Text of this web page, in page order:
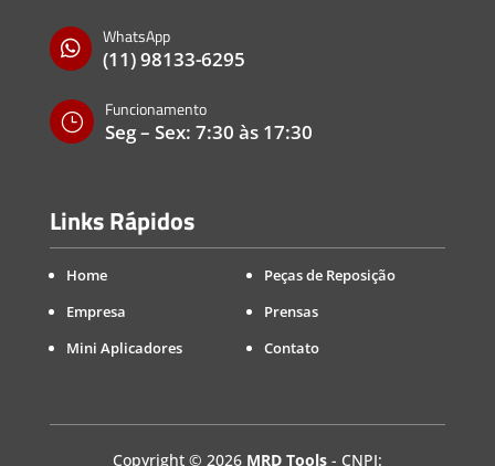

WhatsApp
(11) 98133-6295
}
Funcionamento
Seg – Sex: 7:30 às 17:30
Links Rápidos
Home
Empresa
Mini Aplicadores
Peças de Reposição
Prensas
Contato
Copyright © 2026 MRD Tools- CNPJ: